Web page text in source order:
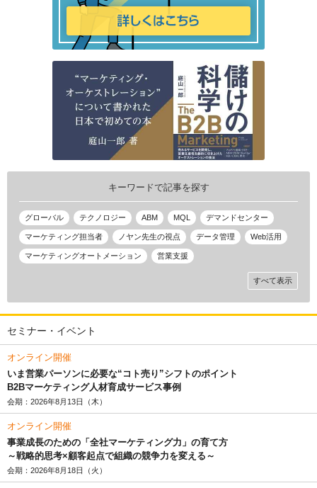
キーワードで記事を探す
グローバル テクノロジー ABM MQL デマンドセンター
マーケティング担当者 ノヤン先生の視点 データ管理 Web活用
マーケティングオートメーション 営業支援
すべて表示
セミナー・イベント
オンライン開催
いま営業パーソンに必要な“コト売り”シフトのポイント
B2Bマーケティング人材育成サービス事例
会期：2026年8月13日（木）
オンライン開催
事業成長のための「全社マーケティング力」の育て方
～戦略的思考×顧客起点で組織の競争力を変える～
会期：2026年8月18日（火）